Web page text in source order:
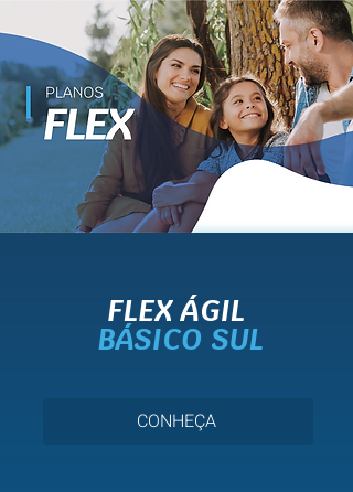
FLEX ÁGIL
BÁSICO SUL
CONHEÇA